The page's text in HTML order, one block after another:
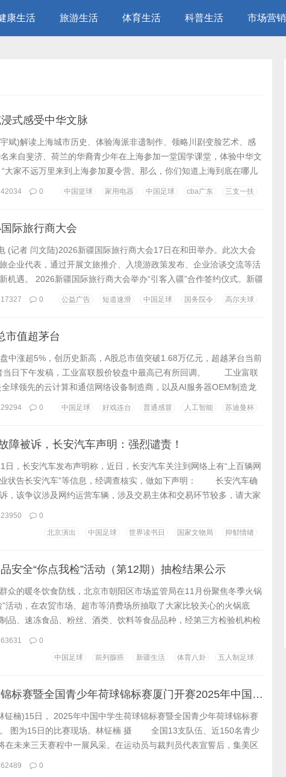
康生活 旅游生活 体育生活 科普生活 市场营销
式感受中华文脉
)解读上海城市历史、体验海派非遗制作、领略川剧变脸艺术、感
自斐济、荷兰的华裔青少年在上海参加一堂国学课堂，体验中华文
不远万里来到上海参加夏令营。那么，你们知道上海到底在哪儿
42034 0 中国篮球 家用电器 中国足球 cba广东 三支一扶
际旅行商大会
者 闫文陆)2026新疆国际旅行商大会17日在和田举办。此次大会
企业代表，通过开展文旅推介、入境游政策发布、企业洽谈交流等活
机遇。 2026新疆国际旅行商大会举办“引客入疆”合作签约仪式。新疆
17327 0 公益广告 短道速滑 中国足球 国务院令 高尔夫球
市值超茅台
涨超5%，创历史新高，A股总市值突破1.68万亿元，超越茅台当前
当日下午发稿，工业富联股价较盘中最高已有所回调。 工业富联
球领先的云计算和通信网络设备制造商，以及AI服务器OEM制造龙
29294 0 中国足球 好戏连台 普通感冒 人工智能 苏迪曼杯
障被诉，长安汽车声明：强烈谴责！
，长安汽车发布声明称，近日，长安汽车关注到网络上有“上百辆网
状告长安汽车”等信息，经调查核实，做如下声明： 长安汽车确
，该争议涉及网约运营车辆，涉及交易主体和交易环节较多，请大家
媒体报道，近日，重庆微笑出行...
23950
0
北京演出
中国足球 世界读书日 国家文物局 抑郁情绪
安全“你点我检”活动（第12期）抽检结果公示
众的暖冬饮食防线，北京市朝阳区市场监管局在11月份聚焦冬季火锅
活动，在农贸市场、超市等消费场所抽取了大家比较关心的火锅底
品、速冻食品、粉丝、酒类、饮料等食品品种，经第三方检验机构检
63631
0
中国足球
前列腺癌 新疆生活 体育八卦 五人制足球
2025年中国中学生荷球锦标赛暨全国青少年荷球锦标赛厦门开赛2025年中国中学生荷球锦标赛暨全国青少年荷球锦标赛厦门开赛
楠)15日， 2025年中国中学生荷球锦标赛暨全国青少年荷球锦标赛
。 图为15日的比赛现场。林钲楠 摄 全国13支队伍、近150名青少
在未来三天赛程中一展风采。在运动员与裁判员代表宣誓后，集美区
。 本次赛事由中国学生体育联合会、国家体育总局社体中心与厦门
62489
0